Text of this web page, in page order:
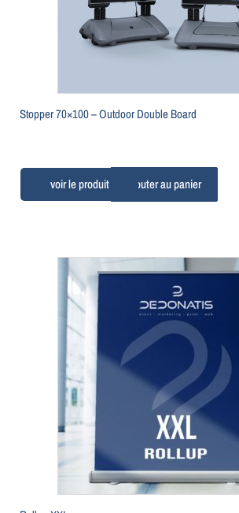
Stopper 70×100 – Outdoor Double Board
Ajouter au panier